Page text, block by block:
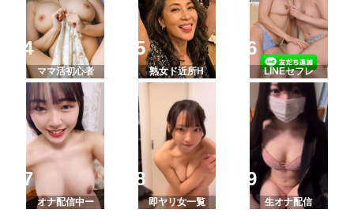
ママ活初心者 熟女ド近所H LINEセフレ
オナ配信中ー 即ヤリ女一覧 生オナ配信